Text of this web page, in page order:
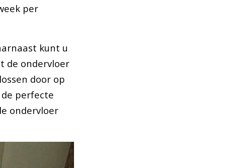
per
kunt u
de ondervloer
door op
perfecte
ondervloer